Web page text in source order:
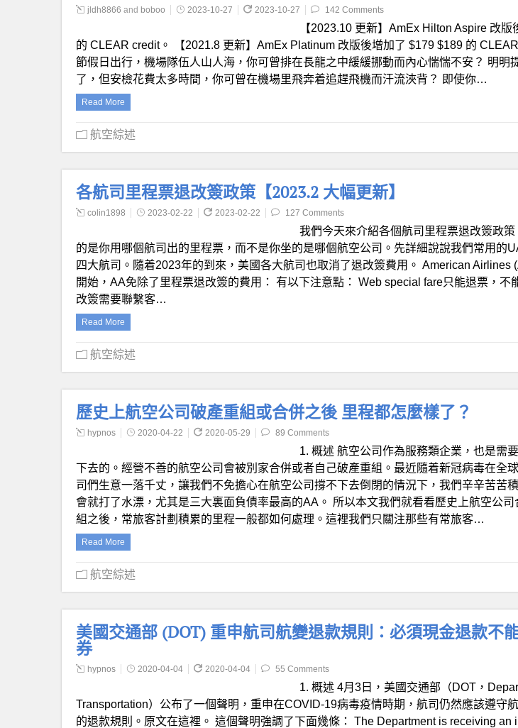
jldh8866 and boboo 2023-10-27 2023-10-27 142 Comments
【2023.10 更新】AmEx Hilton Aspire 改版
的 CLEAR credit。 【2021.8 更新】AmEx Platinum 改版後增加了 $179 $189 的
節假日出行，機場隊伍人山人海，你可曾排在長龍之中緩緩挪動而內心惴惴不安？ 明明
了，但安檢花費太多時間，你可曾在機場里飛奔着追趕飛機而汗流浹背？ 即使你…
Read More
航空綜述
各航司里程票退改簽政策【2023.2 大幅更新】
colin1898 2023-02-22 2023-02-22 127 Comments
我們今天來介紹各個航司里程票退改簽政
的是你用哪個航司出的里程票，而不是你坐的是哪個航空公司。先詳細說說我們常用的
四大航司。隨着2023年的到來，美國各大航司也取消了退改簽費用。 American Airlines
開始，AA免除了里程票退改簽的費用： 有以下注意點： Web special fare只能退票，不
改簽需要聯繫客…
Read More
航空綜述
歷史上航空公司破產重組或合併之後 里程都怎麼樣了？
hypnos 2020-04-22 2020-05-29 89 Comments
1. 概述 航空公司作為服務類企業，也是需
下去的。經營不善的航空公司會被別家合併或者自己破產重組。最近隨着新冠病毒在全
司們生意一落千丈，讓我們不免擔心在航空公司撐不下去倒閉的情況下，我們辛辛苦苦
會就打了水漂，尤其是三大裏面負債率最高的AA。 所以本文我們就看看歷史上航空公
組之後，常旅客計劃積累的里程一般都如何處理。這裡我們只關注那些有常旅客…
Read More
航空綜述
美國交通部 (DOT) 重申航司航變退款規則：必須現金退款不
券
hypnos 2020-04-04 2020-04-04 55 Comments
1. 概述 4月3日，美國交通部（DOT，
Transportation）公布了一個聲明，重申在COVID-19病毒疫情時期，航司仍然應該遵守
的退款規則。原文在這裡。 這個聲明強調了下面幾條： The Department is receiving an